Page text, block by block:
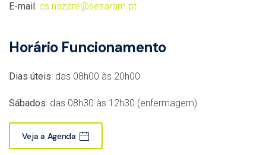
E-mail: cs.nazare@sesaram.pt
Horário Funcionamento
Dias úteis: das 08h00 às 20h00
Sábados: das 08h30 às 12h30 (enfermagem)
Veja a Agenda